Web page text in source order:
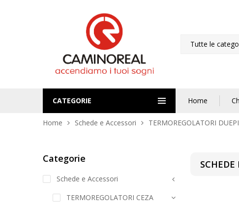
Tutte le
CATEGORIE Home
Home Schede e Accessori TERMOREGOLATORI
Categorie
Schede e Accessori
TERMOREGOLATORI CEZA